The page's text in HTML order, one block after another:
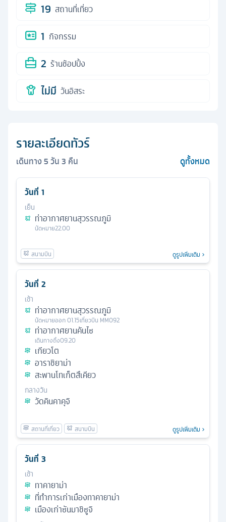
19 สถานที่เที่ยว
1 กิจกรรม
2 ร้านช้อปปิ้ง
ไม่มี วันอิสระ
รายละเอียดทัวร์
เดินทาง5วัน3 คืน ดูทั้งหมด
วันที่ 1
เย็น
ท่าอากาศยานสุวรรณภูมิ
นัดหมาย22.00
ดูรูปเพิ่มเติม
วันที่ 2
เช้า
ท่าอากาศยานสุวรรณภูมิ
นัดหมายออก01.15เที่ยวบิน MM092
ท่าอากาศยานคันไซ
เดินทางถึง09.20
เกียวโต
อาราชิยาม่า
สะพานโทเก็ตสึเคียว
กลางวัน
วัดคินคาคุจิ
ดูรูปเพิ่มเติม
วันที่ 3
เช้า
ทาคายาม่า
ที่ทำการเก่าเมืองทาคายาม่า
เมืองเก่าซันมาชิซูจิ